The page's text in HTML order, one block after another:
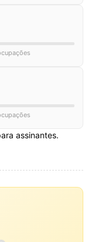
assinantes.